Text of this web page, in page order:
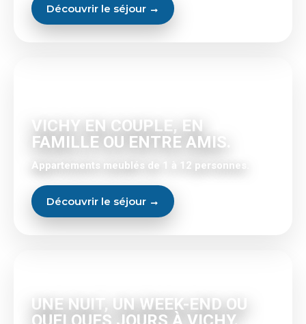
Découvrir le séjour →
VICHY EN COUPLE, EN
FAMILLE OU ENTRE AMIS.
Appartements meublés de 1 à 12 personnes.
Découvrir le séjour →
UNE NUIT, UN WEEK-END OU